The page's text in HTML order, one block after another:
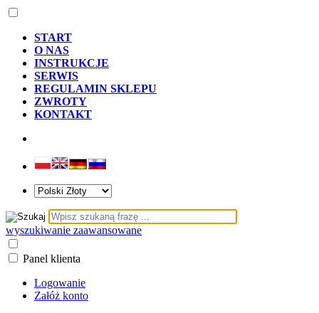
START
O NAS
INSTRUKCJE
SERWIS
REGULAMIN SKLEPU
ZWROTY
KONTAKT
wyszukiwanie zaawansowane
Panel klienta
Logowanie
Załóż konto